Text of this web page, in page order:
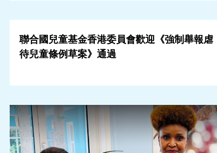
聯合國兒童基金香港委員會歡迎《強制舉報虐
待兒童條例草案》通過